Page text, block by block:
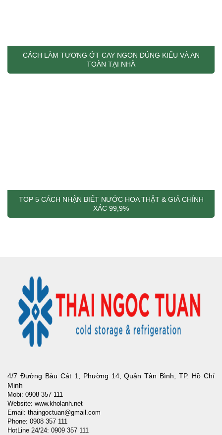
CÁCH LÀM TƯƠNG ỚT CAY NGON ĐÚNG KIỂU VÀ AN
TOÀN TẠI NHÀ
TOP 5 CÁCH NHẬN BIẾT NƯỚC HOA THẬT & GIẢ CHÍNH
XÁC 99,9%
4/7 Đường Bàu Cát 1, Phường 14, Quận Tân Bình, TP. Hồ Chí
Minh
Mobi: 0908 357 111
Website: www.kholanh.net
Email: thaingoctuan@gmail.com
Phone: 0908 357 111
HotLine 24/24: 0909 357 111